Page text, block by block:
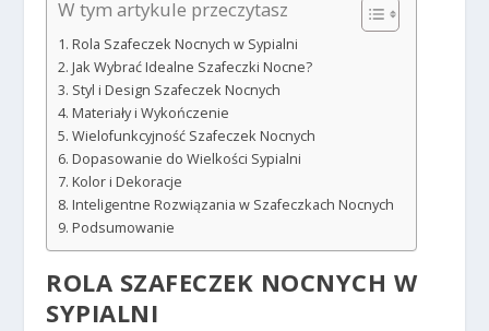
W tym artykule przeczytasz
Rola Szafeczek Nocnych w Sypialni
Jak Wybrać Idealne Szafeczki Nocne?
Styl i Design Szafeczek Nocnych
Materiały i Wykończenie
Wielofunkcyjność Szafeczek Nocnych
Dopasowanie do Wielkości Sypialni
Kolor i Dekoracje
Inteligentne Rozwiązania w Szafeczkach Nocnych
Podsumowanie
ROLA SZAFECZEK NOCNYCH W
SYPIALNI